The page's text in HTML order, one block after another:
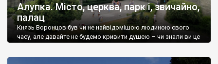
Алупка. Місто, церква, парк і, звичайно,
палац
Князь Воронцов був чи не найвідомішою людиною свого
часу, але давайте не будемо кривити душею – чи знали ви це